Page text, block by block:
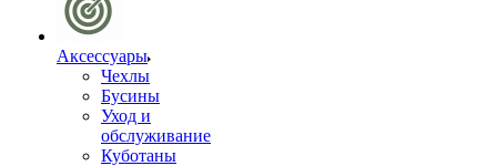
Аксессуары
Чехлы
Бусины
Уход и
обслуживание
Куботаны